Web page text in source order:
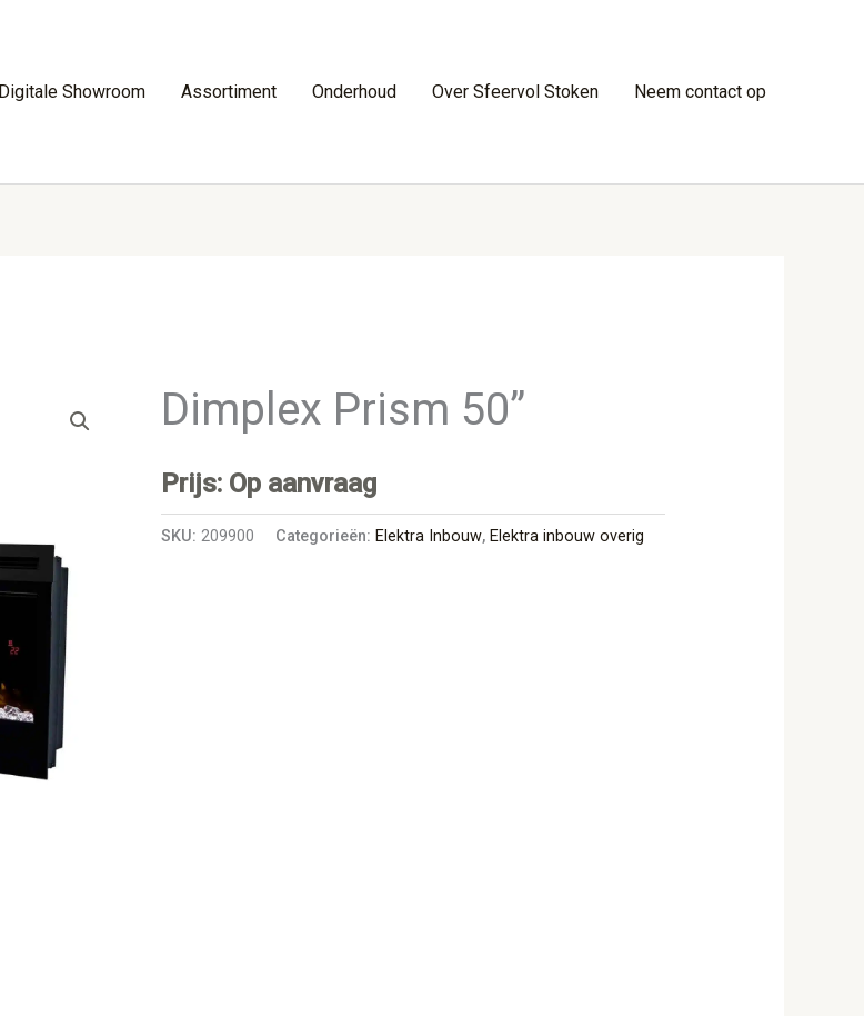
Digitale Showroom Assortiment Onderhoud Over Sfeervol Stoken Neem contact op
Dimplex Prism 50”
Prijs: Op aanvraag
SKU:209900 Categorieën: Elektra Inbouw, Elektra inbouw overig